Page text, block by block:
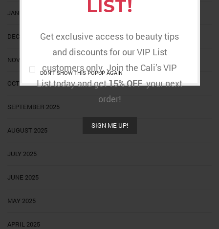
LIST!
Get exclusive access to beauty tips
and discounts for our VIP List
customers only. Join the Cali’s VIP
List today and get15% OFFyour next
order!
SIGN ME UP!
DON'T SHOW THIS POPUP AGAIN
JANUARY 2026
DECEMBER 2025
NOVEMBER 2025
OCTOBER 2025
SEPTEMBER 2025
AUGUST 2025
JULY 2025
JUNE 2025
MAY 2025
APRIL 2025